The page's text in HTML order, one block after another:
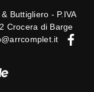
Buttigliero - P.IVA
Crocera di Barge